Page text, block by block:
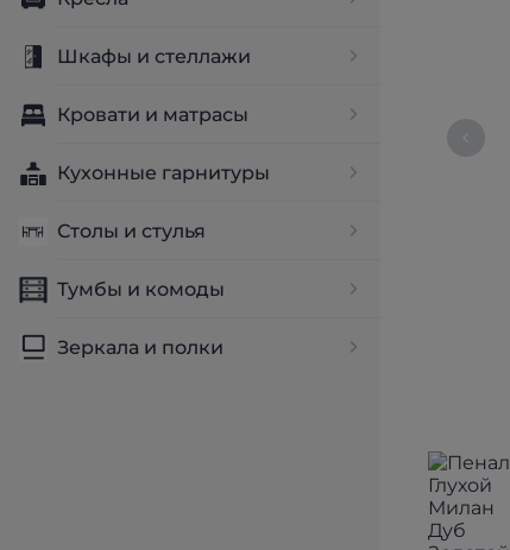
Шкафы и стеллажи
Кровати и матрасы
Кухонные гарнитуры
Столы и стулья
Тумбы и комоды
Зеркала и полки